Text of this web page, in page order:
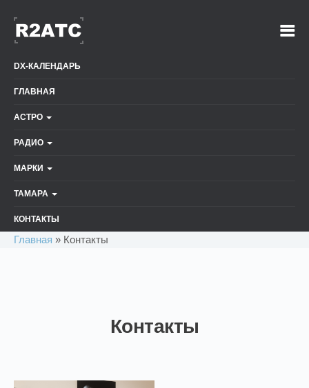
DX-КАЛЕНДАРЬ
ГЛАВНАЯ
АСТРО
РАДИО
МАРКИ
ТАМАРА
КОНТАКТЫ
Главная » Контакты
Контакты